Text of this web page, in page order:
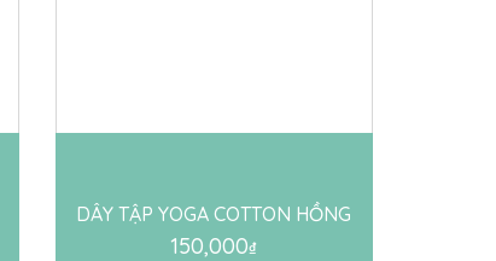
DÂY TẬP YOGA COTTON HỒNG
150,000₫